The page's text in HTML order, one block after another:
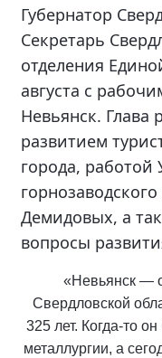
Губернатор
Секретарь
отделения
августа с
Невьянск. Глава
развитием
города, работой
Демидовых, а
вопросы
«Невьянск —
Свердловской
325 лет. Когда-то
металлургии, а